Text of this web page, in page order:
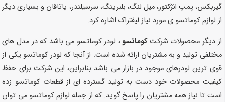
گیربکس، پمپ انژکتور، میل لنگ، بلبرینگ، سرسیلندر، یاتاقان و بسیاری دیگر
از لوازم کوماتسو ی مورد نیاز لیفتراک اشاره کرد.
از دیگر محصولات شرکتکوماتسو، لودر کوماتسو می باشد که در مدل های
مختلفی تولید و به مشتریان ارائه شده است. از آنجا که لودر کوماتسو یکی از
قوی ترین لودرهای موجود در بازار می باشد بنابراین، این شرکت برای حفظ
کیفیت محصولات خود دست به تولید گسترده ای از قطعات کوماتسو زده
است تا نیاز همه مشتریان را پاسخ گوید. که از جمله لوازم کوماتسو می توان